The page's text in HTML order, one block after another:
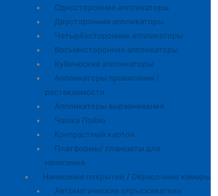
Односторонние аппликаторы
Двусторонние аппликаторы
Четырёхсторонние аппликаторы
Восьмисторонние аппликаторы
Кубические аппликаторы
Аппликаторы провисания /
растекаемости
Аппликаторы выравнивания
Чашка Пэйна
Контрастный картон
Платформы/ планшеты для
нанесения
Нанесение покрытий / Окрасочные камеры
Автоматические опрыскиватели